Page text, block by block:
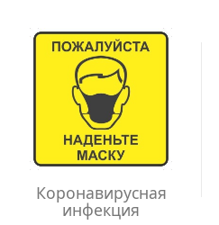
Коронавирусная
инфекция